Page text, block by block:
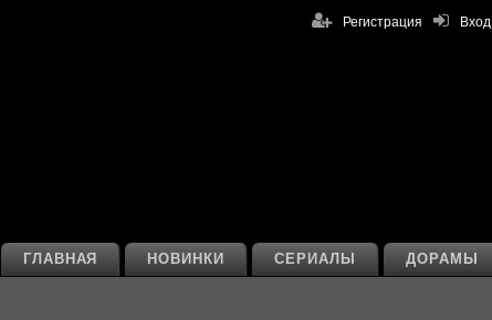
Вход
Регистрация
ДОРАМЫ
СЕРИАЛЫ
НОВИНКИ
ГЛАВНАЯ